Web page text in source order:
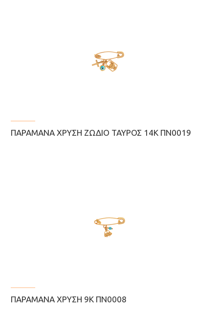
ΠΑΡΑΜΆΝΑ ΧΡΥΣΉ ΖΏΔΙΟ ΤΑΎΡΟΣ 14Κ ΠΝ0019
ΠΑΡΑΜΆΝΑ ΧΡΥΣΉ 9Κ ΠΝ0008